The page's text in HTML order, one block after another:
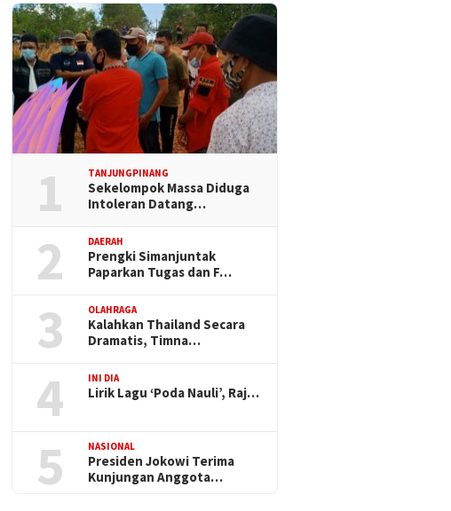
1 TANJUNGPINANG
Sekelompok Massa Diduga
Intoleran Datang…
2 DAERAH
Prengki Simanjuntak
Paparkan Tugas dan F…
3 OLAHRAGA
Kalahkan Thailand Secara
Dramatis, Timna…
4 INI DIA
Lirik Lagu ‘Poda Nauli’, Raj…
5 NASIONAL
Presiden Jokowi Terima
Kunjungan Anggota…